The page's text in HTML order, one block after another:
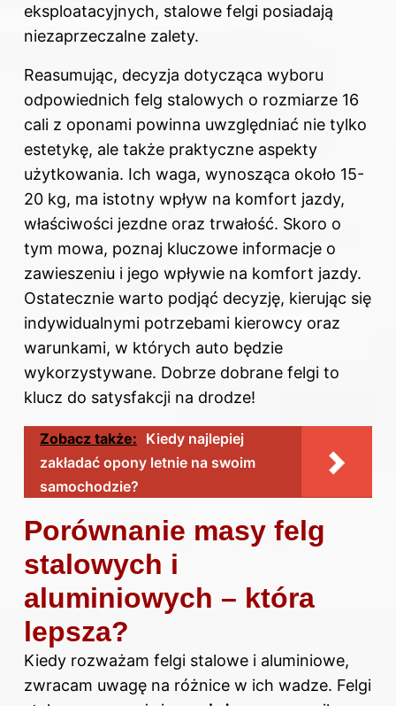
eksploatacyjnych, stalowe felgi posiadają
niezaprzeczalne zalety.
Reasumując, decyzja dotycząca wyboru
odpowiednich felg stalowych o rozmiarze 16
cali z oponami powinna uwzględniać nie tylko
estetykę, ale także praktyczne aspekty
użytkowania. Ich waga, wynosząca około 15-
20 kg, ma istotny wpływ na komfort jazdy,
właściwości jezdne oraz trwałość. Skoro o
tym mowa, poznaj kluczowe informacje o
zawieszeniu i jego wpływie na komfort jazdy.
Ostatecznie warto podjąć decyzję, kierując się
indywidualnymi potrzebami kierowcy oraz
warunkami, w których auto będzie
wykorzystywane. Dobrze dobrane felgi to
klucz do satysfakcji na drodze!
Zobacz także: Kiedy najlepiej
zakładać opony letnie na swoim
samochodzie?
Porównanie masy felg
stalowych i
aluminiowych – która
lepsza?
Kiedy rozważam felgi stalowe i aluminiowe,
zwracam uwagę na różnice w ich wadze. Felgi